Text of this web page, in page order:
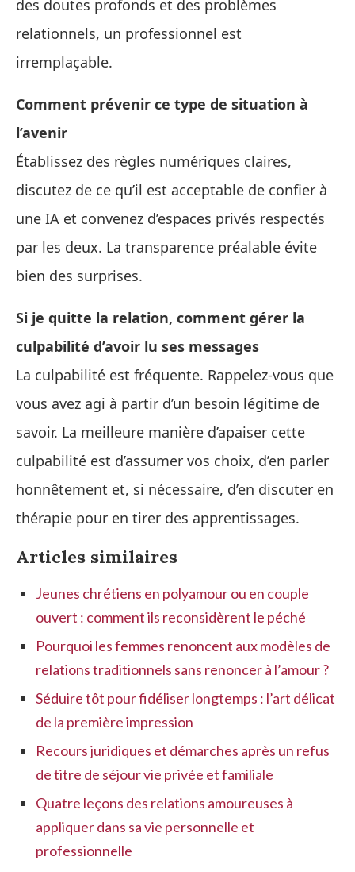
des doutes profonds et des problèmes
relationnels, un professionnel est
irremplaçable.
Comment prévenir ce type de situation à
l’avenir
Établissez des règles numériques claires,
discutez de ce qu’il est acceptable de confier à
une IA et convenez d’espaces privés respectés
par les deux. La transparence préalable évite
bien des surprises.
Si je quitte la relation, comment gérer la
culpabilité d’avoir lu ses messages
La culpabilité est fréquente. Rappelez‑vous que
vous avez agi à partir d’un besoin légitime de
savoir. La meilleure manière d’apaiser cette
culpabilité est d’assumer vos choix, d’en parler
honnêtement et, si nécessaire, d’en discuter en
thérapie pour en tirer des apprentissages.
Articles similaires
Jeunes chrétiens en polyamour ou en couple
ouvert : comment ils reconsidèrent le péché
Pourquoi les femmes renoncent aux modèles de
relations traditionnels sans renoncer à l’amour ?
Séduire tôt pour fidéliser longtemps : l’art délicat
de la première impression
Recours juridiques et démarches après un refus
de titre de séjour vie privée et familiale
Quatre leçons des relations amoureuses à
appliquer dans sa vie personnelle et
professionnelle